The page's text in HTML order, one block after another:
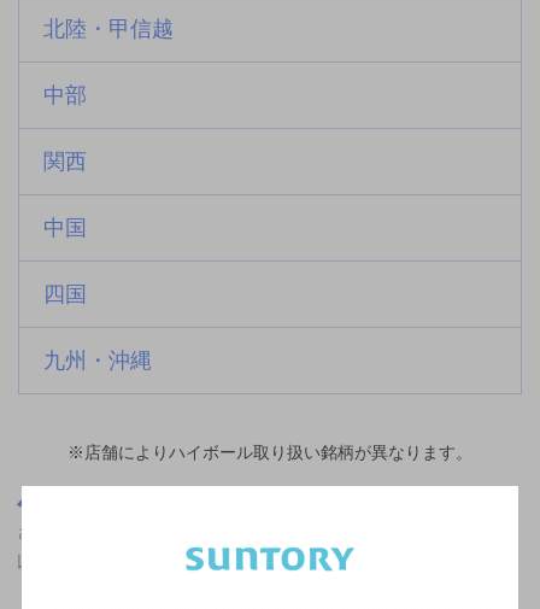
北陸・甲信越
中部
関西
中国
四国
九州・沖縄
※店舗によりハイボール取り扱い銘柄が異なります。
さいたま新都心駅(埼玉県)周辺500m,居酒屋,食べ放題あり,2,000円
以上～3,000円未満,クーポンありのお店